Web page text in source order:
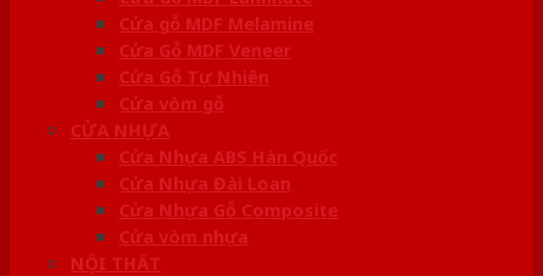
Cửa gỗ MDF Melamine
Cửa Gỗ MDF Veneer
Cửa Gỗ Tự Nhiên
Cửa vòm gỗ
CỬA NHỰA
Cửa Nhựa ABS Hàn Quốc
Cửa Nhựa Đài Loan
Cửa Nhựa Gỗ Composite
Cửa vòm nhựa
NỘI THẤT